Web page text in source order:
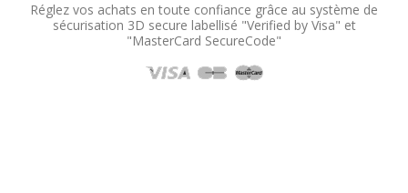
Réglez vos achats en toute confiance grâce au système de
sécurisation 3D secure labellisé "Verified by Visa" et
"MasterCard SecureCode"